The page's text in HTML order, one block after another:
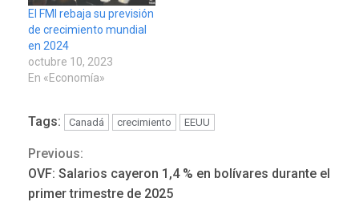
El FMI rebaja su previsión
de crecimiento mundial
en 2024
octubre 10, 2023
En «Economía»
Tags: Canadá crecimiento EEUU
Continue
Reading
Previous:
OVF: Salarios cayeron 1,4 % en bolívares durante el
primer trimestre de 2025